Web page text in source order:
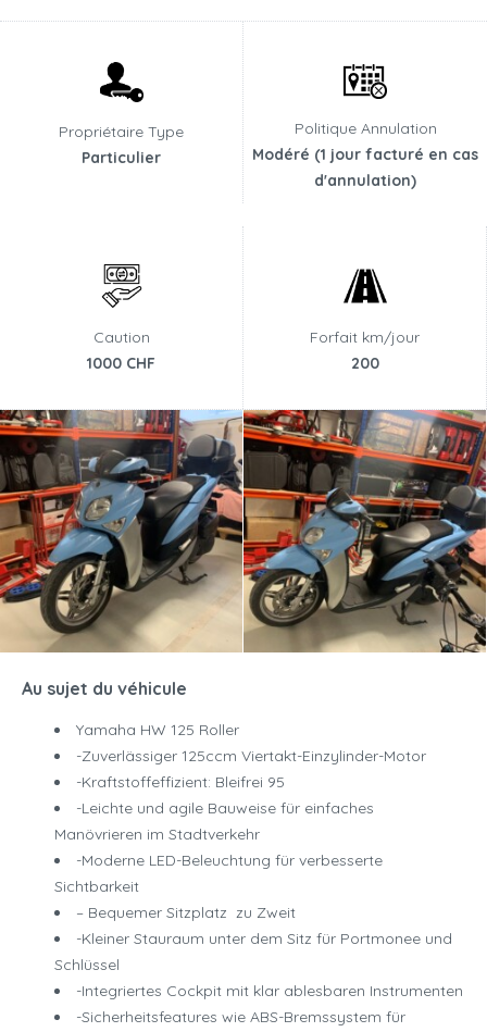
Propriétaire Type
Particulier
Politique Annulation
Modéré (1 jour facturé en cas
d'annulation)
Caution
1000 CHF
Forfait km/jour
200
Au sujet du véhicule
Yamaha HW 125 Roller
-Zuverlässiger 125ccm Viertakt-Einzylinder-Motor
-Kraftstoffeffizient: Bleifrei 95
-Leichte und agile Bauweise für einfaches
Manövrieren im Stadtverkehr
-Moderne LED-Beleuchtung für verbesserte
Sichtbarkeit
– Bequemer Sitzplatz zu Zweit
-Kleiner Stauraum unter dem Sitz für Portmonee und
Schlüssel
-Integriertes Cockpit mit klar ablesbaren Instrumenten
-Sicherheitsfeatures wie ABS-Bremssystem für